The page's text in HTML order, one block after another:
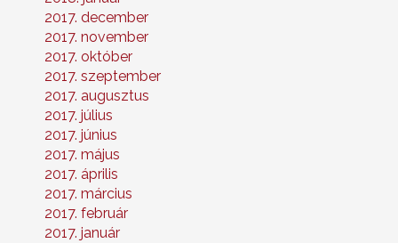
2017. december
2017. november
2017. október
2017. szeptember
2017. augusztus
2017. július
2017. június
2017. május
2017. április
2017. március
2017. február
2017. január